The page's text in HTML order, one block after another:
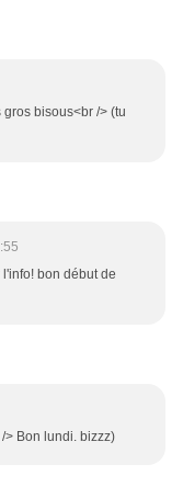
bisous<br /> (tu
bon début de
> Bon lundi. bizzz)